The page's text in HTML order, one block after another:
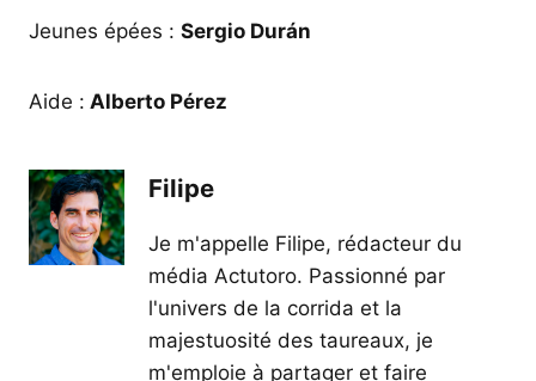
Jeunes épées : Sergio Durán
Aide : Alberto Pérez
Filipe
Je m'appelle Filipe, rédacteur du
média Actutoro. Passionné par
l'univers de la corrida et la
majestuosité des taureaux, je
m'emploie à partager et faire